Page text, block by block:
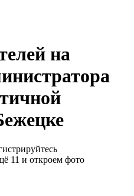
на
11 и откроем фото